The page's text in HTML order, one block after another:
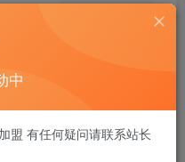
0 94 2
中
盟 有任何疑问请联系站长